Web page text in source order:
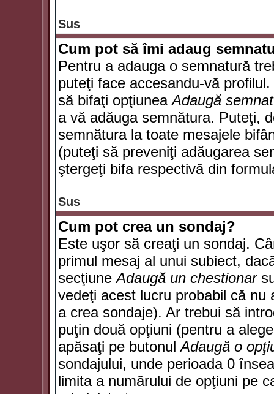
Sus
Cum pot să îmi adaug
Pentru a adauga o semnatură
puteţi face accesandu-vă
să bifaţi opţiuneaAdaugă
a vă adăuga semnătura. Puteţi,
semnătura la toate mesajele
(puteţi să preveniţi adăugarea
ştergeţi bifa respectivă din
Sus
Cum pot crea un sondaj?
Este uşor să creaţi un sondaj.
primul mesaj al unui subiect,
secţiuneAdaugă un chestionar
vedeţi acest lucru probabil că nu
a crea sondaje). Ar trebui să
puţin două opţiuni (pentru a
apăsaţi pe butonulAdaugă o
sondajului, unde perioada 0
limita a numărului de opţiuni pe